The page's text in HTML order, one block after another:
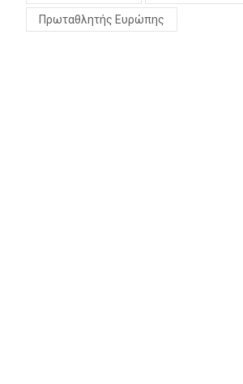
Πρωταθλητής Ευρώπης